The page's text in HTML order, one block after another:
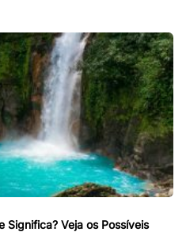
Significa? Veja os Possíveis